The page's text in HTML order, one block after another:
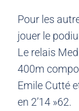
Pour les
jouer le
Le relais
400m
Emile Cutté
en 2’14 »62.